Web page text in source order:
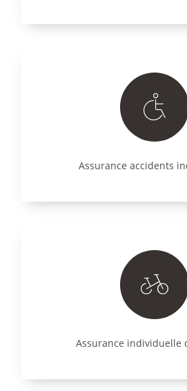
Assurance accidents
Assurance individuelle